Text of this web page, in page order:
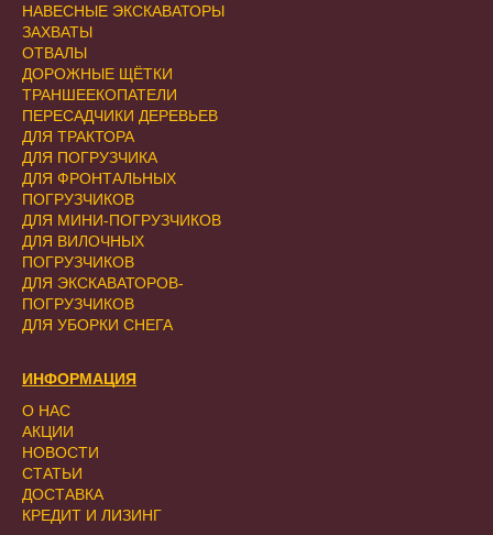
НАВЕСНЫЕ ЭКСКАВАТОРЫ
ЗАХВАТЫ
ОТВАЛЫ
ДОРОЖНЫЕ ЩЁТКИ
ТРАНШЕЕКОПАТЕЛИ
ПЕРЕСАДЧИКИ ДЕРЕВЬЕВ
ДЛЯ ТРАКТОРА
ДЛЯ ПОГРУЗЧИКА
ДЛЯ ФРОНТАЛЬНЫХ
ПОГРУЗЧИКОВ
ДЛЯ МИНИ-ПОГРУЗЧИКОВ
ДЛЯ ВИЛОЧНЫХ
ПОГРУЗЧИКОВ
ДЛЯ ЭКСКАВАТОРОВ-
ПОГРУЗЧИКОВ
ДЛЯ УБОРКИ СНЕГА
ИНФОРМАЦИЯ
О НАС
АКЦИИ
НОВОСТИ
СТАТЬИ
ДОСТАВКА
КРЕДИТ И ЛИЗИНГ